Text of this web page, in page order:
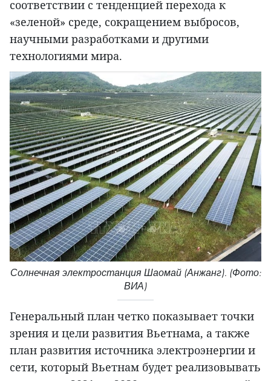
соответствии с тенденцией перехода к
«зеленой» среде, сокращением выбросов,
научными разработками и другими
технологиями мира.
Солнечная электростанция Шаомай (Анжанг). (Фото:
ВИА)
Генеральный план четко показывает точки
зрения и цели развития Вьетнама, а также
план развития источника электроэнергии и
сети, который Вьетнам будет реализовывать